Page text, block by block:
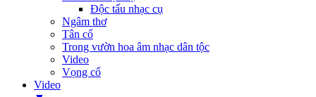
Độc tấu nhạc cụ
Ngâm thơ
Tân cổ
Trong vườn hoa âm nhạc dân tộc
Video
Vọng cổ
Video